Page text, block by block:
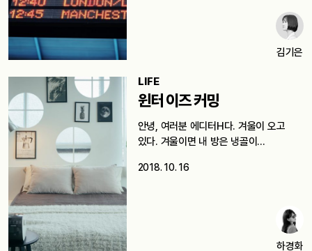
김기은
LIFE
윈터 이즈 커밍
안녕, 여러분 에디터H다. 겨울이 오고
있다. 겨울이면 내 방은 냉골이…
2018. 10. 16
하경화